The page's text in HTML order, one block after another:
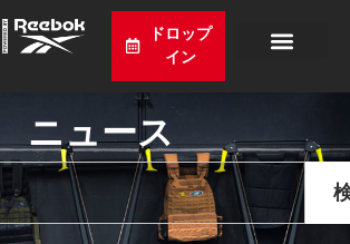
ドロップ
イン
ニュース